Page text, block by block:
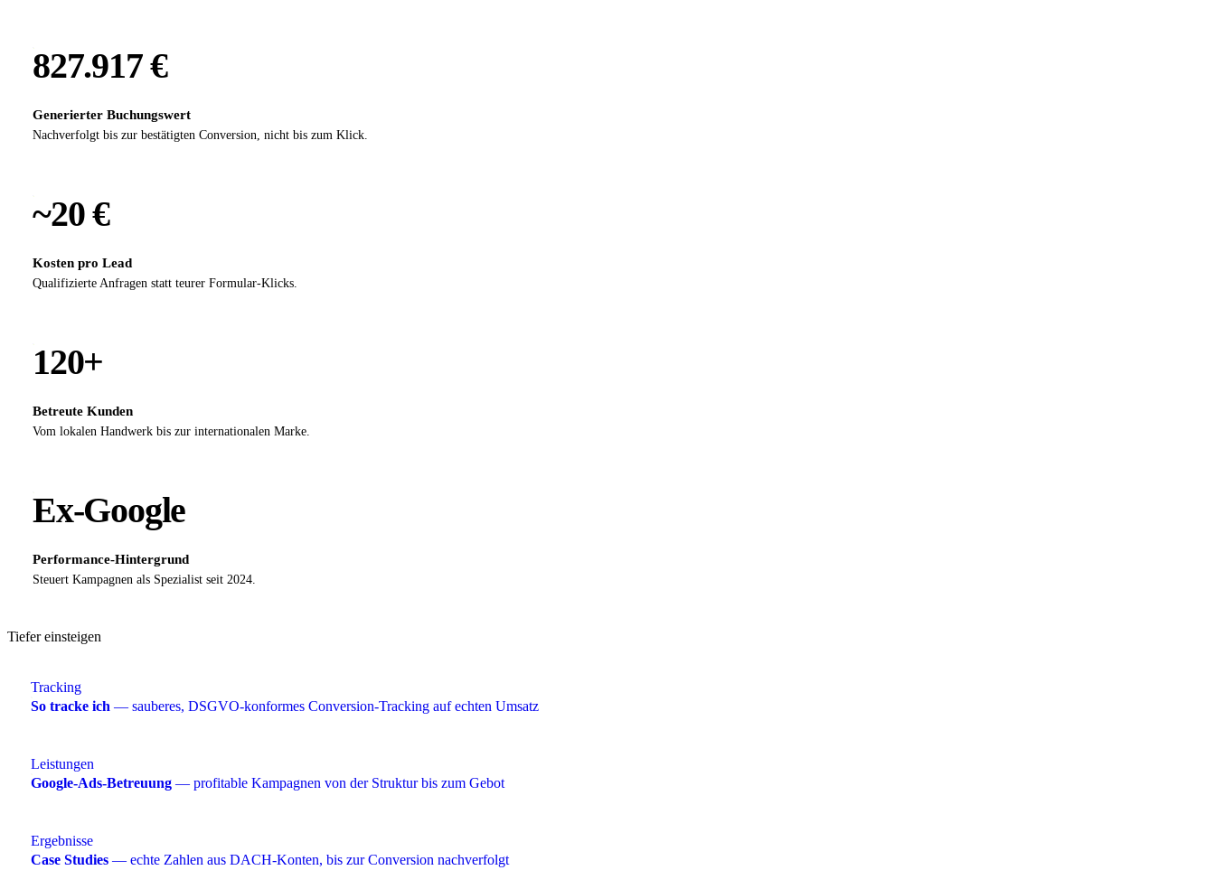
827.917 €
Generierter Buchungswert
Nachverfolgt bis zur bestätigten Conversion, nicht bis zum Klick.
~20 €
Kosten pro Lead
Qualifizierte Anfragen statt teurer Formular-Klicks.
120+
Betreute Kunden
Vom lokalen Handwerk bis zur internationalen Marke.
Ex-Google
Performance-Hintergrund
Steuert Kampagnen als Spezialist seit 2024.
Tiefer einsteigen
Tracking
So tracke ich — sauberes, DSGVO-konformes Conversion-Tracking auf echten Umsatz
Leistungen
Google-Ads-Betreuung — profitable Kampagnen von der Struktur bis zum Gebot
Ergebnisse
Case Studies — echte Zahlen aus DACH-Konten, bis zur Conversion nachverfolgt